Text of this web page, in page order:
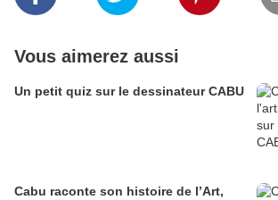
Vous aimerez aussi
Un petit quiz sur le dessinateur CABU
Cabu raconte son histoire de l’Art,